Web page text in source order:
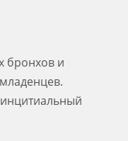
бронхов и